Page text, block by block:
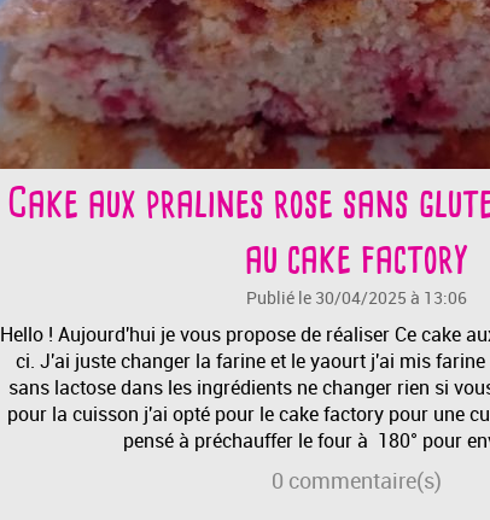
Cake aux pralines rose sans
au cake factory
Publié le 30/04/2025 à 13:06
Hello ! Aujourd'hui je vous propose de réaliser Ce cake
ci. J'ai juste changer la farine et le yaourt j'ai mis
sans lactose dans les ingrédients ne changer rien si
pour la cuisson j'ai opté pour le cake factory pour une
pensé à préchauffer le four à 180° pour
0 commentaire(s)